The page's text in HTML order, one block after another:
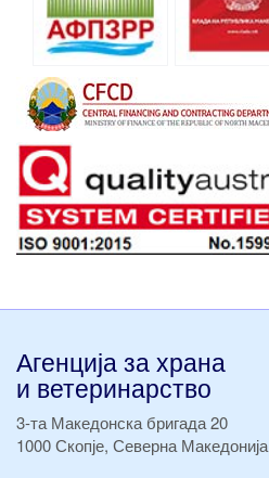
Агенција за храна
и ветеринарство
3-та Македонска бригада 20
1000 Скопје, Северна Македонија